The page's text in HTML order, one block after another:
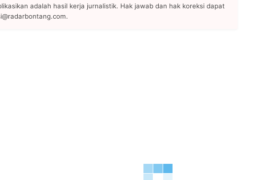
adalah hasil kerja jurnalistik. Hak jawab dan hak koreksi dapat